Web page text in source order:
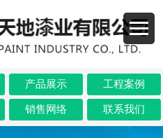
产品展示 工程案例
销售网络 联系我们